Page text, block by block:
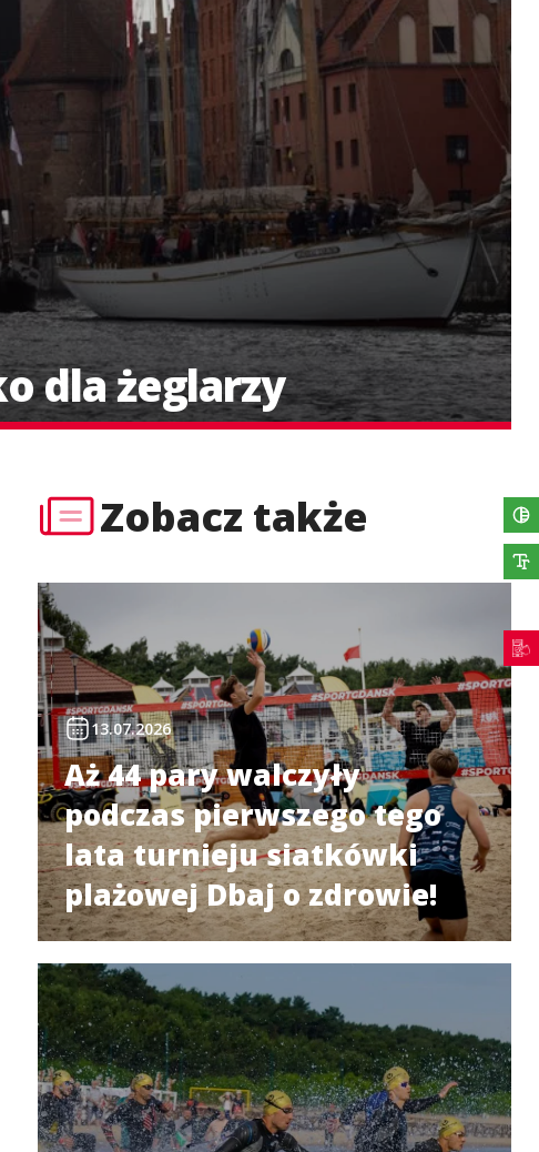
dla żeglarzy
Zobacz także
13.07.2026
Aż 44 pary walczyły
podczas pierwszego tego
lata turnieju siatkówki
plażowej Dbaj o zdrowie!